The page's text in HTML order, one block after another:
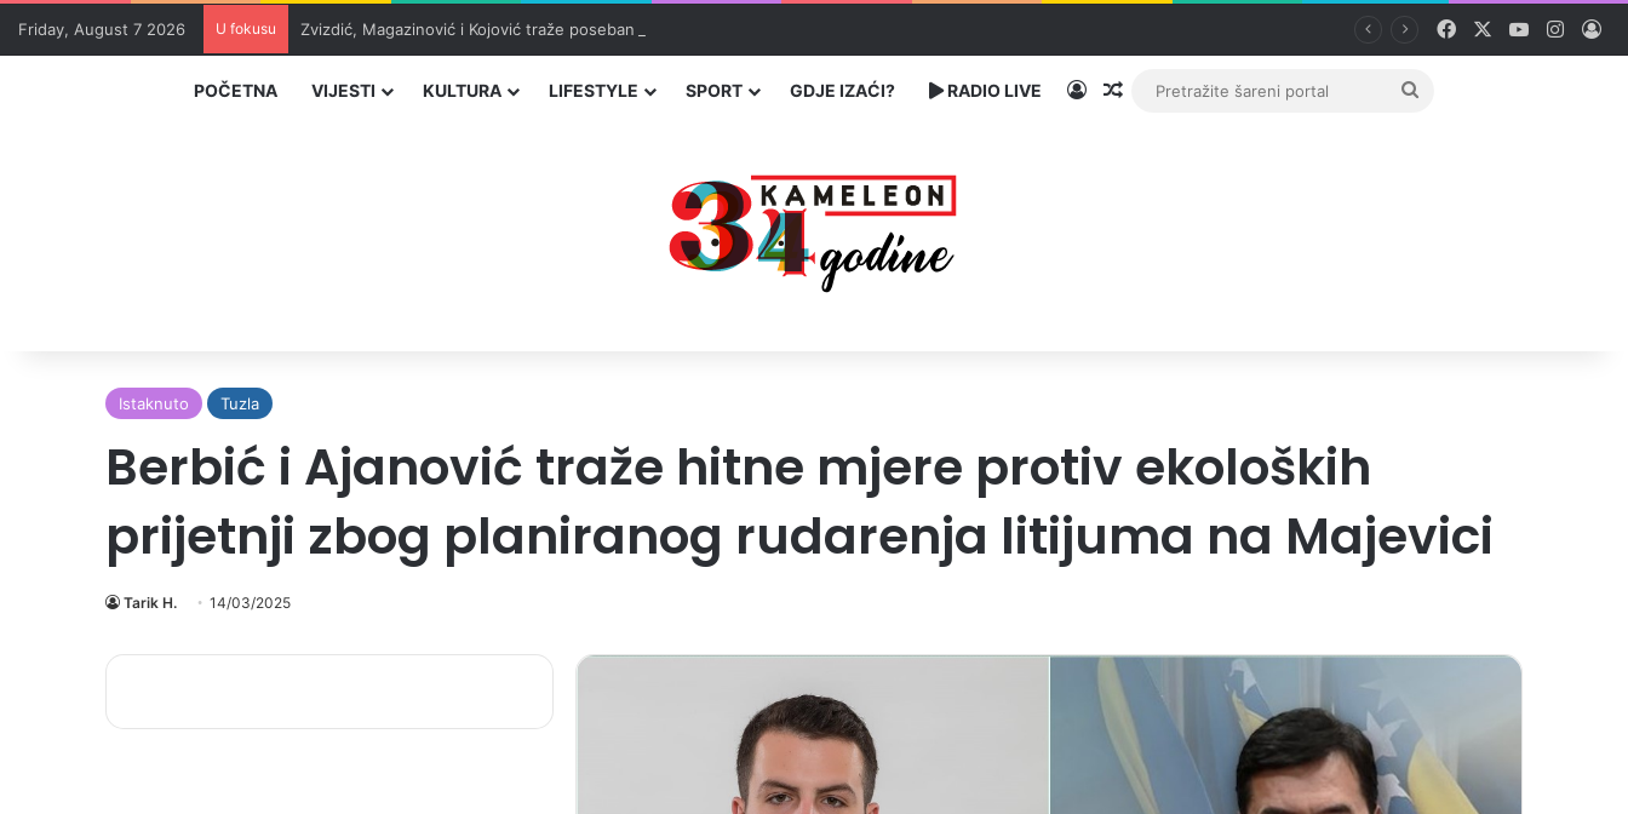
Friday, August 7 2026 U fokusu Zvizdić, Magazinović i Kojović traže poseban status za Memorijalni centar Srebrenica Facebook YouTube
POČETNA VIJESTI KULTURA LIFESTYLE SPORT GDJE IZAĆI? RADIO LIVE PrijavaRandom članak
Pretražite
Istaknuto Tuzla
Berbić i Ajanović traže hitne mjere protiv ekoloških
prijetnji zbog planiranog rudarenja litijuma na Majevici
Tarik H. 14/03/2025